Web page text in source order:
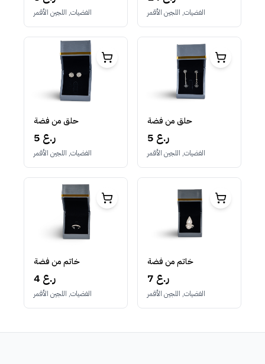
الفضيات, اللجين الأقمر الفضيات, اللجين الأقمر
حلق من فضة
5 ر.ع
الفضيات, اللجين الأقمر
حلق من فضة
5 ر.ع
الفضيات, اللجين الأقمر
خاتم من فضة
4 ر.ع
الفضيات, اللجين الأقمر
خاتم من فضة
7 ر.ع
الفضيات, اللجين الأقمر